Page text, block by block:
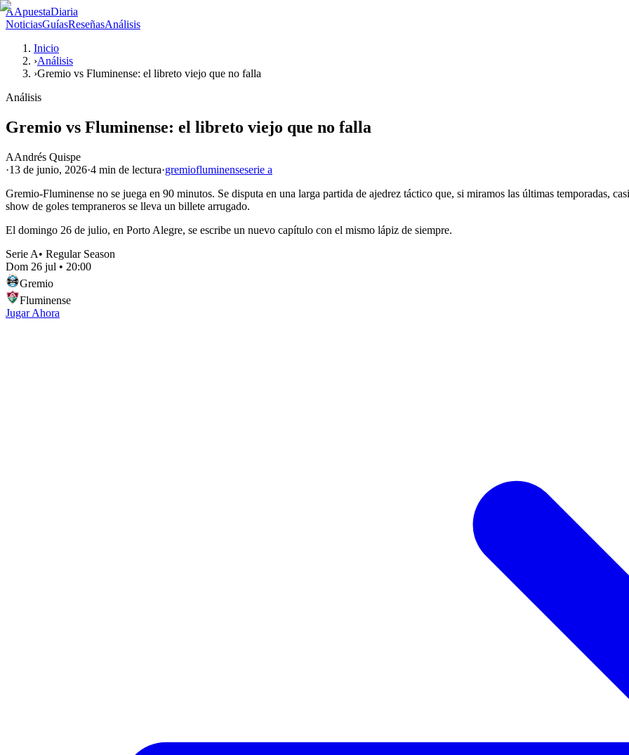
AApuestaDiaria
NoticiasGuíasReseñasAnálisis
Inicio
›Análisis
›Gremio vs Fluminense: el libreto viejo que no falla
Análisis
Gremio vs Fluminense: el libreto viejo que no falla
AAndrés Quispe
·13 de junio, 2026·4 min de lectura·gremiofluminenseserie a
Gremio-Fluminense no se juega en 90 minutos. Se disputa en una larga partida de ajedrez táctico que, si miramos las últimas temporadas,
show de goles tempraneros se lleva un billete arrugado.
El domingo 26 de julio, en Porto Alegre, se escribe un nuevo capítulo con el mismo lápiz de siempre.
Serie A• Regular Season
Dom 26 jul • 20:00
Gremio
Fluminense
Jugar Ahora